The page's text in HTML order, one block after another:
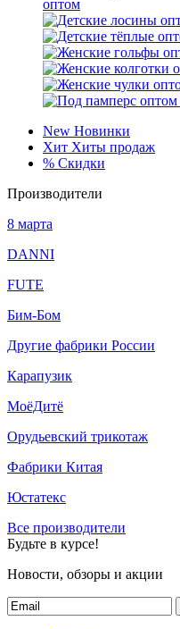
оптом
New Новинки
Хит Хиты продаж
% Скидки
Производители
8 марта
DANNI
FUTE
Бим-Бом
Другие фабрики России
Карапузик
МоёДитё
Орудьевский трикотаж
Фабрики Китая
Юстатекс
Все производители
Будьте в курсе!
Новости, обзоры и акции